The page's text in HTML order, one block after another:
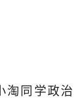
淘同学政治